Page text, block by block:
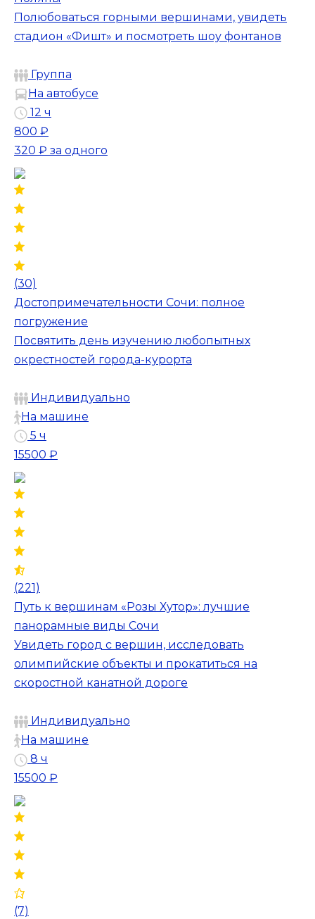
Полюбоваться горными вершинами, увидеть
стадион «Фишт» и посмотреть шоу фонтанов
Группа
На автобусе
12 ч
800 ₽
320 ₽ за одного
(30)
Достопримечательности Сочи: полное
погружение
Посвятить день изучению любопытных
окрестностей города-курорта
Индивидуально
На машине
5 ч
15500 ₽
(221)
Путь к вершинам «Розы Хутор»: лучшие
панорамные виды Сочи
Увидеть город с вершин, исследовать
олимпийские объекты и прокатиться на
скоростной канатной дороге
Индивидуально
На машине
8 ч
15500 ₽
(7)